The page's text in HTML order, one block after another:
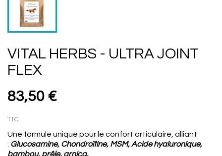
VITAL HERBS - ULTRA JOINT
FLEX
83,50 €
TTC
Une formule unique pour le confort articulaire, alliant
: Glucosamine, Chondroïtine, MSM,Acide hyaluronique,
bambou, prêle, arnica.